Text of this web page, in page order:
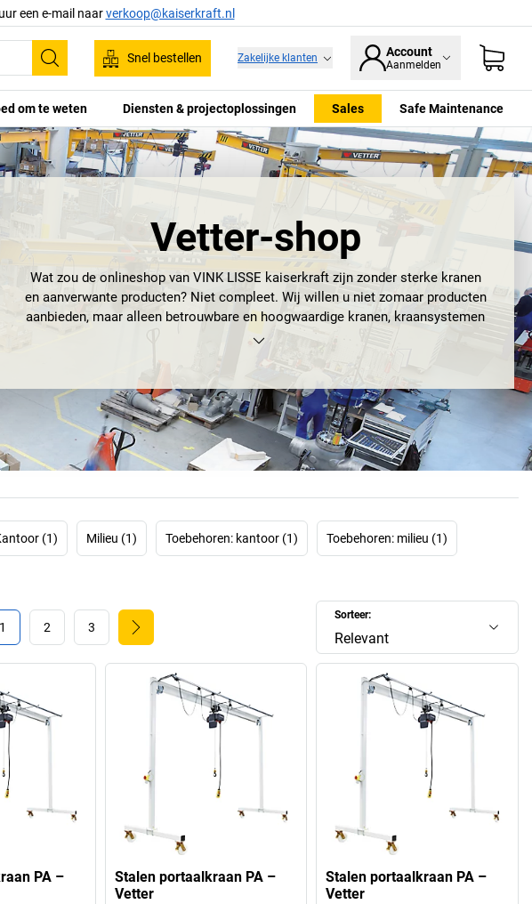
een e-mail naarverkoop@kaiserkraft.nl
Zoeken
Snel bestellen Zakelijke klanten Account
Aanmelden
om te weten Diensten & projectoplossingen Sales Safe Maintenance
Vetter-shop
Wat zou de onlineshop van VINK LISSE kaiserkraftzijn zonder sterke kranen
en aanverwante producten? Niet compleet. Wij willen u niet zomaar producten
aanbieden, maar alleen betrouwbare en hoogwaardige kranen, kraansystemen
en laad- en losapparatuur. Om deze redenen voeren we onder meer het merk
Sinds 1964 heeft het bedrijf zijn uitgebreide kennis van kraantechnologie
gestaag uitgebreid. De kracht van het bedrijf vloeit voort uit de vaardigheid,
knowhow en motivatie van zijn werknemers. De inspanningen van de
medewerkers leidden onder andere tot de prijs ‘Best of German Engineering’.
Nog een reden om voor een van onze producten van Vetter te kiezen.
(1) Milieu (1) Toebehoren: kantoor (1) Toebehoren: milieu (1)
Sorteer:
Relevant
1 2 3
PA –
Stalen portaalkraan PA –
Vetter
Stalen portaalkraan PA –
Vetter